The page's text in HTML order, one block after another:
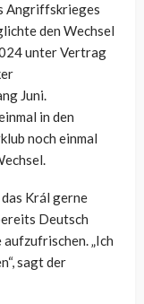
Angriffskrieges
den Wechsel
unter Vertrag
Juni.
in den
noch einmal
Král gerne
Deutsch
„Ich
sagt der